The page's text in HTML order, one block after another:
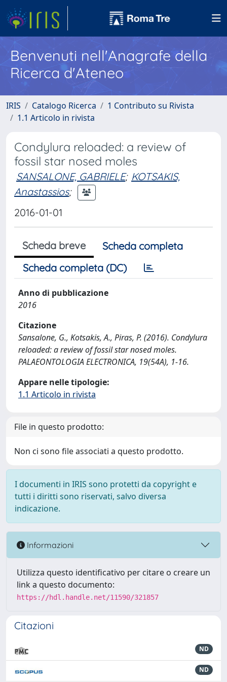
Benvenuti nell'Anagrafe della
Ricerca d'Ateneo
IRIS Catalogo Ricerca
1 Contributo su Rivista
1.1 Articolo in rivista
Condylura reloaded: a review of
fossil star nosed moles
SANSALONE, GABRIELE; KOTSAKIS,
Anastassios;
2016-01-01
Scheda breve
Scheda completa
Scheda completa (DC)
Anno di pubblicazione
2016
Citazione
Sansalone, G., Kotsakis, A., Piras, P. (2016). Condylura
reloaded: a review of fossil star nosed moles.
PALAEONTOLOGIA ELECTRONICA, 19(54A), 1-16.
Appare nelle tipologie:
1.1 Articolo in rivista
File in questo prodotto:
Non ci sono file associati a questo prodotto.
I documenti in IRIS sono protetti da copyright e
tutti i diritti sono riservati, salvo diversa
indicazione.
Informazioni
Utilizza questo identificativo per citare o creare un
link a questo documento:
https://hdl.handle.net/11590/321857
Citazioni
ND
ND